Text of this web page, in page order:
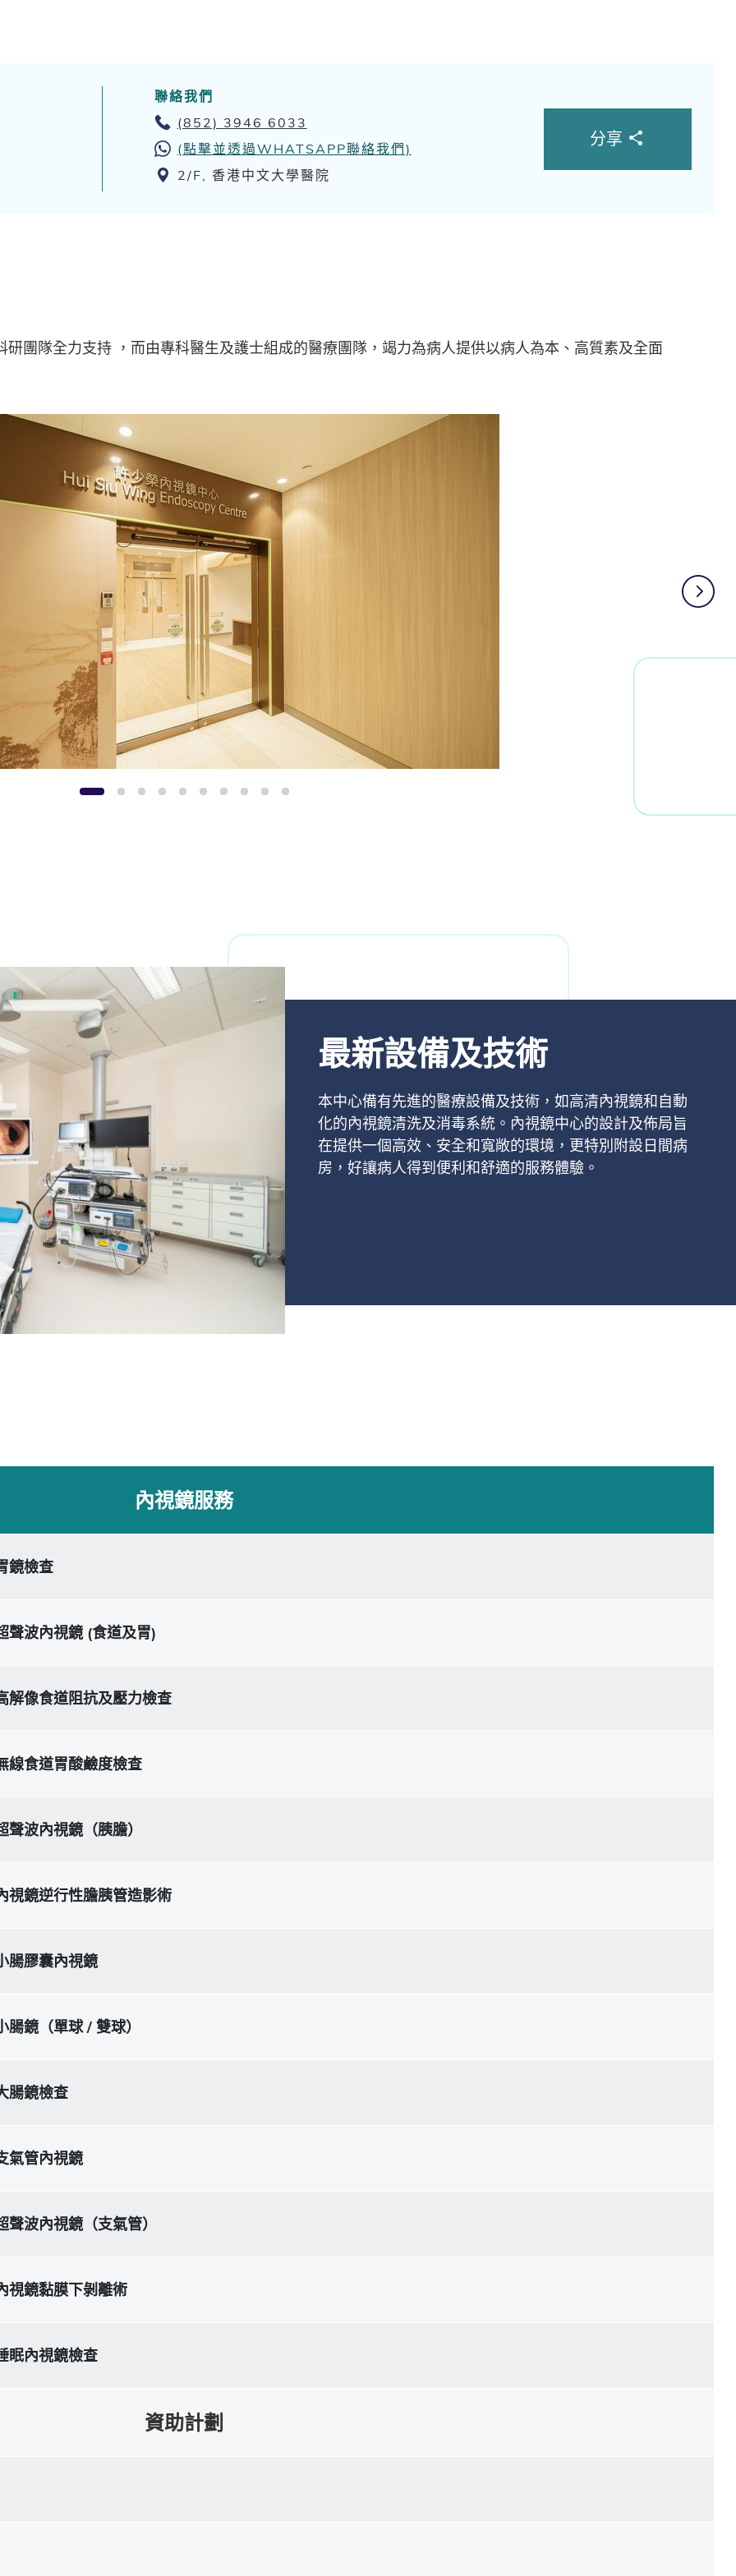
聯絡我們
(852) 3946 6033
(點擊並透過WHATSAPP聯絡我們)
2/F, 香港中文大學醫院
分享
團隊全力支持 ，而由專科醫生及護士組成的醫療團隊，竭力為病人提供以病人為本、高質素及全面
1 2 3 4 5 6 7 8 9 10
最新設備及技術
本中心備有先進的醫療設備及技術，如高清內視鏡和自動
化的內視鏡清洗及消毒系統。內視鏡中心的設計及佈局旨
在提供一個高效、安全和寬敞的環境，更特別附設日間病
房，好讓病人得到便利和舒適的服務體驗。
內視鏡服務
鏡檢查
聲波內視鏡 (食道及胃)
解像食道阻抗及壓力檢查
線食道胃酸鹼度檢查
聲波內視鏡（胰膽）
視鏡逆行性膽胰管造影術
腸膠囊內視鏡
腸鏡（單球 / 雙球）
腸鏡檢查
氣管內視鏡
聲波內視鏡（支氣管）
視鏡黏膜下剝離術
眠內視鏡檢查
資助計劃